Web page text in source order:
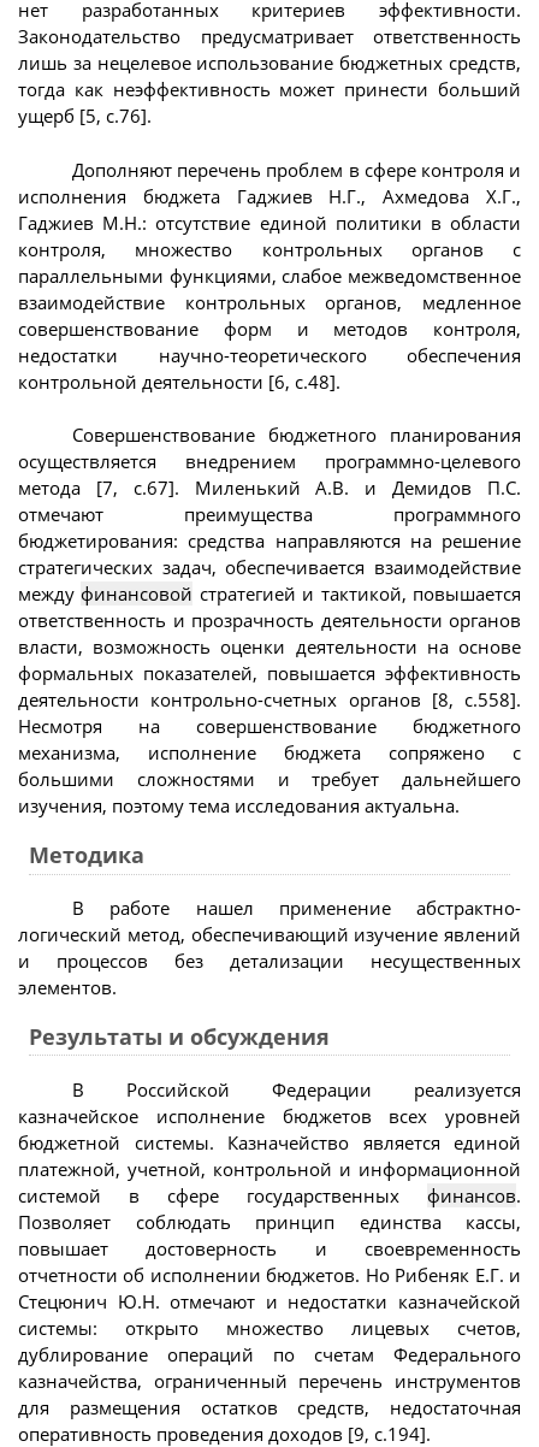
нет разработанных критериев эффективности.
Законодательство предусматривает ответственность
лишь за нецелевое использование бюджетных средств,
тогда как неэффективность может принести больший
ущерб [5, с.76].
Дополняют перечень проблем в сфере контроля и
исполнения бюджета Гаджиев Н.Г., Ахмедова Х.Г.,
Гаджиев М.Н.: отсутствие единой политики в области
контроля, множество контрольных органов с
параллельными функциями, слабое межведомственное
взаимодействие контрольных органов, медленное
совершенствование форм и методов контроля,
недостатки научно-теоретического обеспечения
контрольной деятельности [6, с.48].
Совершенствование бюджетного планирования
осуществляется внедрением программно-целевого
метода [7, с.67]. Миленький А.В. и Демидов П.С.
отмечают преимущества программного
бюджетирования: средства направляются на решение
стратегических задач, обеспечивается взаимодействие
междуфинансовой стратегией и тактикой, повышается
ответственность и прозрачность деятельности органов
власти, возможность оценки деятельности на основе
формальных показателей, повышается эффективность
деятельности контрольно-счетных органов [8, с.558].
Несмотря на совершенствование бюджетного
механизма, исполнение бюджета сопряжено с
большими сложностями и требует дальнейшего
изучения, поэтому тема исследования актуальна.
Методика
В работе нашел применение абстрактно-
логический метод, обеспечивающий изучение явлений
и процессов без детализации несущественных
элементов.
Результаты и обсуждения
В Российской Федерации реализуется
казначейское исполнение бюджетов всех уровней
бюджетной системы. Казначейство является единой
платежной, учетной, контрольной и информационной
системой в сфере государственных финансов.
Позволяет соблюдать принцип единства кассы,
повышает достоверность и своевременность
отчетности об исполнении бюджетов. Но Рибеняк Е.Г. и
Стецюнич Ю.Н. отмечают и недостатки казначейской
системы: открыто множество лицевых счетов,
дублирование операций по счетам Федерального
казначейства, ограниченный перечень инструментов
для размещения остатков средств, недостаточная
оперативность проведения доходов [9, с.194].